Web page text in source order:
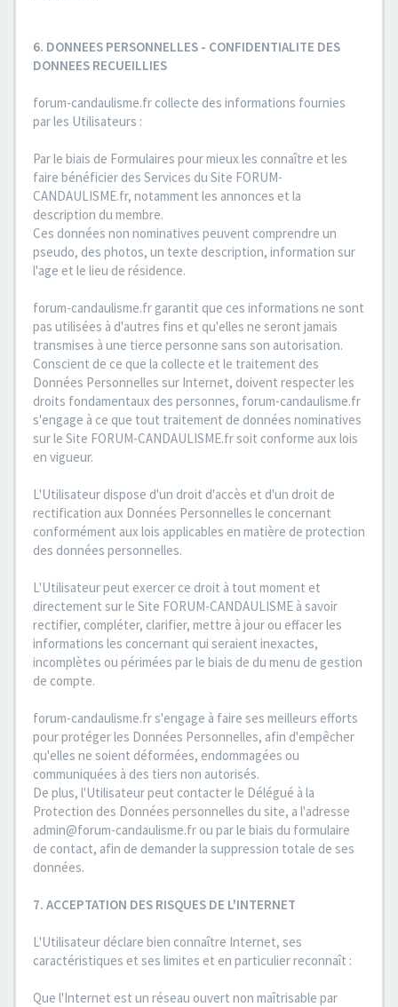
6. DONNEES PERSONNELLES - CONFIDENTIALITE DES
DONNEES RECUEILLIES
forum-candaulisme.fr collecte des informations fournies
par les Utilisateurs :
Par le biais de Formulaires pour mieux les connaître et les
faire bénéficier des Services du Site FORUM-
CANDAULISME.fr, notamment les annonces et la
description du membre.
Ces données non nominatives peuvent comprendre un
pseudo, des photos, un texte description, information sur
l'age et le lieu de résidence.
forum-candaulisme.fr garantit que ces informations ne sont
pas utilisées à d'autres fins et qu'elles ne seront jamais
transmises à une tierce personne sans son autorisation.
Conscient de ce que la collecte et le traitement des
Données Personnelles sur Internet, doivent respecter les
droits fondamentaux des personnes, forum-candaulisme.fr
s'engage à ce que tout traitement de données nominatives
sur le Site FORUM-CANDAULISME.fr soit conforme aux lois
en vigueur.
L'Utilisateur dispose d'un droit d'accès et d'un droit de
rectification aux Données Personnelles le concernant
conformément aux lois applicables en matière de protection
des données personnelles.
L'Utilisateur peut exercer ce droit à tout moment et
directement sur le Site FORUM-CANDAULISME à savoir
rectifier, compléter, clarifier, mettre à jour ou effacer les
informations les concernant qui seraient inexactes,
incomplètes ou périmées par le biais de du menu de gestion
de compte.
forum-candaulisme.fr s'engage à faire ses meilleurs efforts
pour protéger les Données Personnelles, afin d'empêcher
qu'elles ne soient déformées, endommagées ou
communiquées à des tiers non autorisés.
De plus, l'Utilisateur peut contacter le Délégué à la
Protection des Données personnelles du site, a l'adresse
admin@forum-candaulisme.fr ou par le biais du formulaire
de contact, afin de demander la suppression totale de ses
données.
7. ACCEPTATION DES RISQUES DE L'INTERNET
L'Utilisateur déclare bien connaître Internet, ses
caractéristiques et ses limites et en particulier reconnaît :
Que l'Internet est un réseau ouvert non maîtrisable par